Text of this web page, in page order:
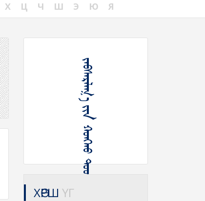
Х Ц Ч Ш Э Ю Я
ᠵᠠᠪᠰᠠᠷᠯᠠᠭ᠎ᠠ ᠶᠢᠨ ᠬᠣᠩᠬᠤ ᠳᠤᠤᠭᠠᠷᠬᠤ
ХӨРШ ҮГ